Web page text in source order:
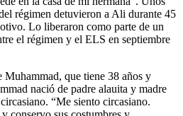
régimen detuvieron a Ali durante 45
Lo liberaron como parte de un
el régimen y el ELS en septiembre
que tiene 38 años y
nació de padre alauita y madre
“Me siento circasiano.